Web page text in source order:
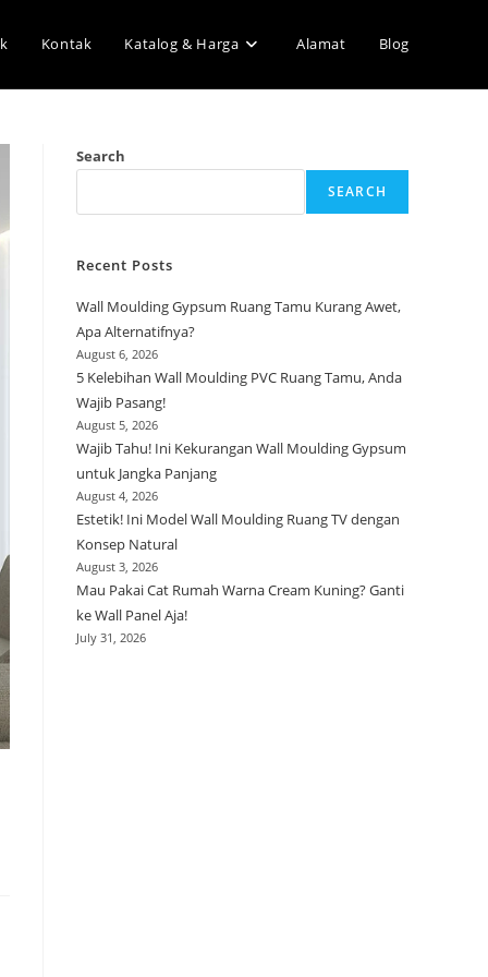
Kontak Katalog & Harga Alamat Blog
Search
SEARCH
Recent Posts
Wall Moulding Gypsum Ruang Tamu Kurang Awet,
Apa Alternatifnya?
August 6, 2026
5 Kelebihan Wall Moulding PVC Ruang Tamu, Anda
Wajib Pasang!
August 5, 2026
Wajib Tahu! Ini Kekurangan Wall Moulding Gypsum
untuk Jangka Panjang
August 4, 2026
Estetik! Ini Model Wall Moulding Ruang TV dengan
Konsep Natural
August 3, 2026
Mau Pakai Cat Rumah Warna Cream Kuning? Ganti
ke Wall Panel Aja!
July 31, 2026